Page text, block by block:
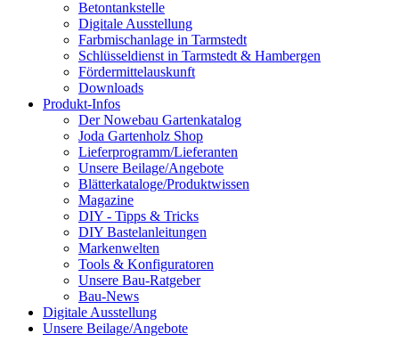
Betontankstelle
Digitale Ausstellung
Farbmischanlage in Tarmstedt
Schlüsseldienst in Tarmstedt & Hambergen
Fördermittelauskunft
Downloads
Produkt-Infos
Der Nowebau Gartenkatalog
Joda Gartenholz Shop
Lieferprogramm/Lieferanten
Unsere Beilage/Angebote
Blätterkataloge/Produktwissen
Magazine
DIY - Tipps & Tricks
DIY Bastelanleitungen
Markenwelten
Tools & Konfiguratoren
Unsere Bau-Ratgeber
Bau-News
Digitale Ausstellung
Unsere Beilage/Angebote